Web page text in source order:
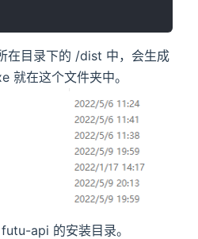
在目录下的 /dist 中，会生成
就在这个文件夹中。
api 的安装目录。